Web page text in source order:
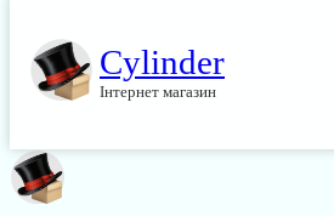
Cylinder
Інтернет магазин